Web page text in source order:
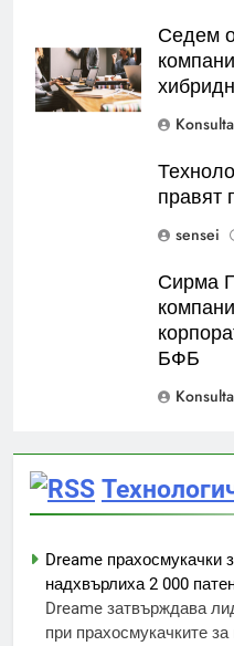
Седем
правят
sensei
Сирма
БФБ
Dreame прахосмукачки
надхвърлиха 2 000
Dreame затвърждава
при прахосмукачките